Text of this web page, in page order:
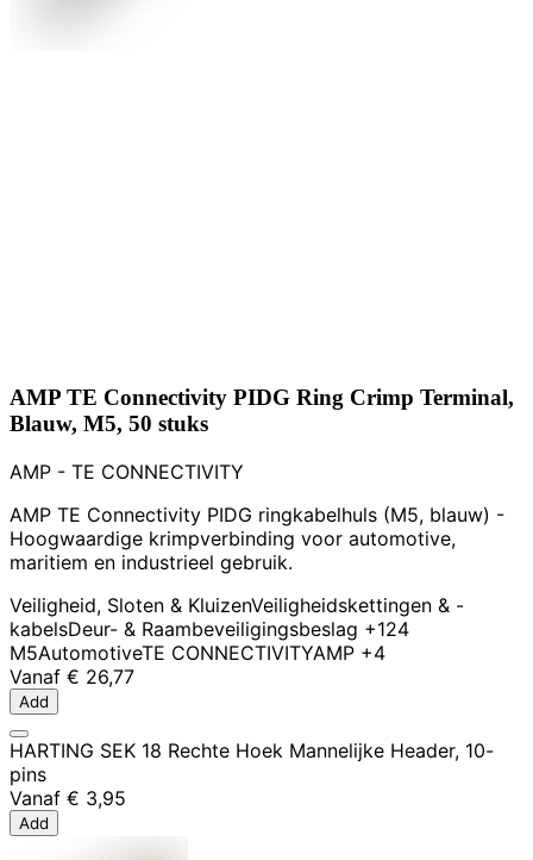
AMP TE Connectivity PIDG Ring Crimp Terminal,
Blauw, M5, 50 stuks
AMP - TE CONNECTIVITY
AMP TE Connectivity PIDG ringkabelhuls (M5, blauw) -
Hoogwaardige krimpverbinding voor automotive,
maritiem en industrieel gebruik.
Veiligheid, Sloten & KluizenVeiligheidskettingen & -
kabelsDeur- & Raambeveiligingsbeslag +124
M5AutomotiveTE CONNECTIVITYAMP +4
Vanaf € 26,77
Add
HARTING SEK 18 Rechte Hoek Mannelijke Header, 10-
pins
Vanaf € 3,95
Add